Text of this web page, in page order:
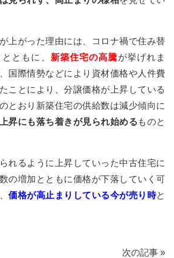
上がった理由には、コロナ禍で住み替
ともに、 新築住宅の高騰が挙げれま
国際情勢などにより資材価格や人件費
ことにより、分譲価格が上昇している
とおり新築住宅の供給数は減少傾向に
昇にも落ち着きが見られ始める ものと
れるように上昇していった中古住宅に
の増加とともに価格が下落していく可
価格が高止まりしている今が売り時と
次の記事 »